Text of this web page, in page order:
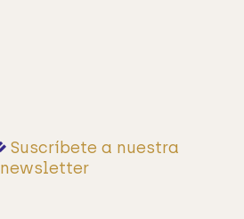
Suscríbete a nuestra
newsletter